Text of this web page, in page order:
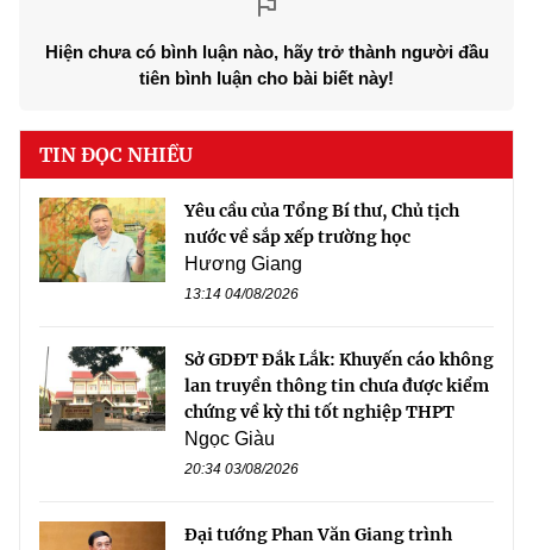
Hiện chưa có bình luận nào, hãy trở thành người đầu
tiên bình luận cho bài biết này!
TIN ĐỌC NHIỀU
Yêu cầu của Tổng Bí thư, Chủ tịch
nước về sắp xếp trường học
Hương Giang
13:14 04/08/2026
Sở GDĐT Đắk Lắk: Khuyến cáo không
lan truyền thông tin chưa được kiểm
chứng về kỳ thi tốt nghiệp THPT
Ngọc Giàu
20:34 03/08/2026
Đại tướng Phan Văn Giang trình